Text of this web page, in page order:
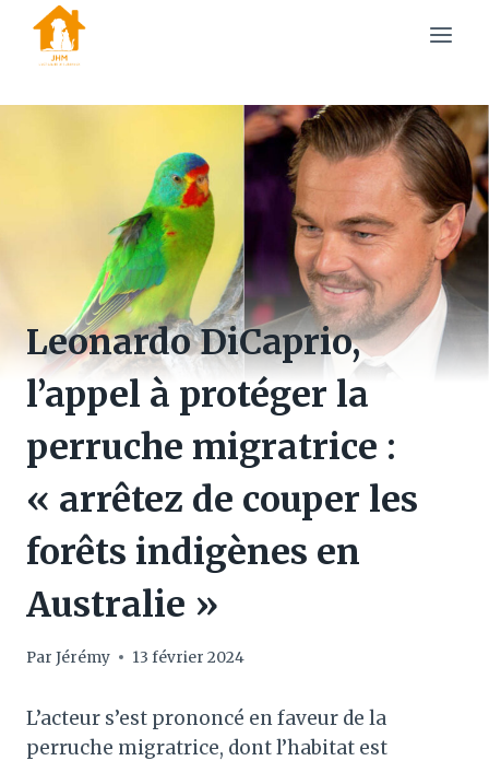
content
Leonardo DiCaprio,
l’appel à protéger la
perruche migratrice :
« arrêtez de couper les
forêts indigènes en
Australie »
Par Jérémy 13 février 2024
L’acteur s’est prononcé en faveur de la
perruche migratrice, dont l’habitat est